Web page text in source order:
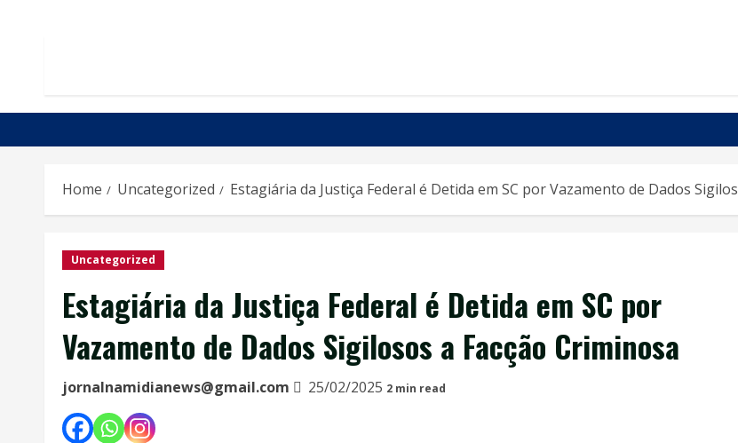
Home Uncategorized Estagiária da Justiça Federal é Detida em SC por Vazamento de Dados
Uncategorized
Estagiária da Justiça Federal é Detida em SC por
Vazamento de Dados Sigilosos a Facção Criminosa
jornalnamidianews@gmail.com 25/02/2025 2 min read